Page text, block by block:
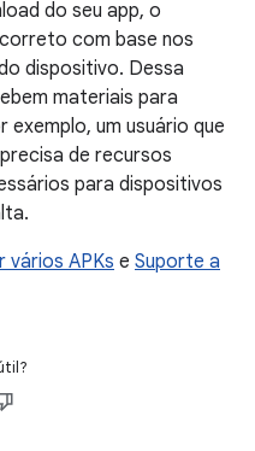
do seu app, o
com base nos
dispositivo. Dessa
materiais para
exemplo, um usuário que
de recursos
para dispositivos
vários APKs e Suporte a